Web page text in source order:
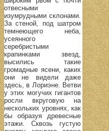
отвесными
изумрудными склонами.
За стеной, под шатром
темнеющего неба,
усеянного
серебристыми
крапинками звезд,
высились такие
громадные ясени, каких
они не видели даже
здесь, в Лориэне. Ветви
у этих могучих гигантов
росли вкруговую на
нескольких уровнях, как
бы образуя древесные
этажи. Сквозь густую